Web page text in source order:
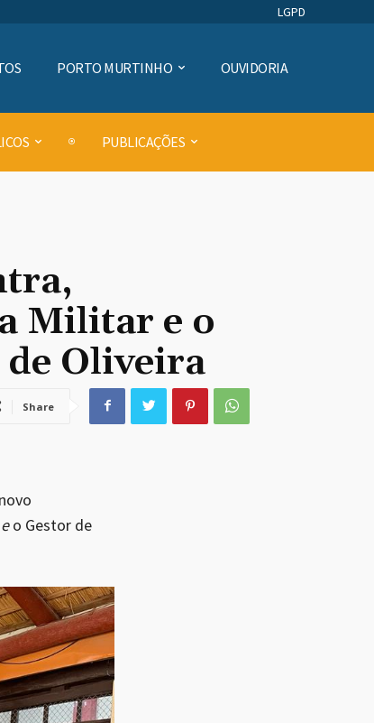
LGPD
PORTO MURTINHO OUVIDORIA
PUBLICAÇÕES
Militar e o
Oliveira
Share
o Gestor de